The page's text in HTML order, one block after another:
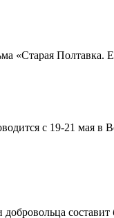
«Старая Полтавка.
с 19-21 мая в